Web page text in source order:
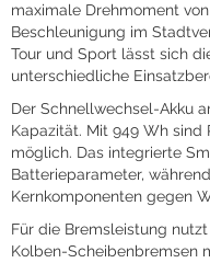
maximale Drehmoment
Beschleunigung im
Tour und Sport lässt sich
unterschiedliche
Der Schnellwechsel-Akku
Kapazität. Mit 949 Wh sind
möglich. Das integrierte
Batterieparameter,
Kernkomponenten gegen
Für die Bremsleistung
Kolben-Scheibenbremsen